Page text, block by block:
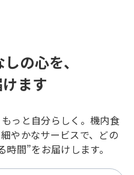
の心を、
ます
っと自分らしく。機内食
やかなサービスで、どの
間”をお届けします。